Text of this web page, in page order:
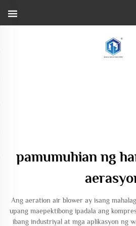
pamumuhian ng
Ang aeration air blower ay isang
upang maepektibong ipadala ang
ibang industriyal at mga aplikasyon ng